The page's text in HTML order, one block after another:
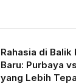
Rahasia di Balik
Baru: Purbaya
yang Lebih